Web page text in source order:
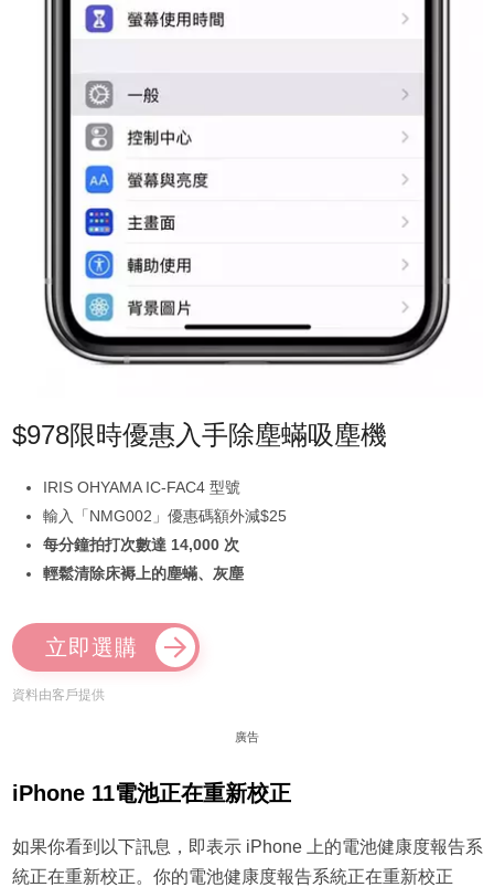
$978限時優惠入手除塵蟎吸塵機
IRIS OHYAMA IC-FAC4 型號
輸入「NMG002」優惠碼額外減$25
每分鐘拍打次數達 14,000 次
輕鬆清除床褥上的塵蟎、灰塵
立即選購
資料由客戶提供
廣告
iPhone 11電池正在重新校正
如果你看到以下訊息，即表示 iPhone 上的電池健康度報告系
統正在重新校正。你的電池健康度報告系統正在重新校正